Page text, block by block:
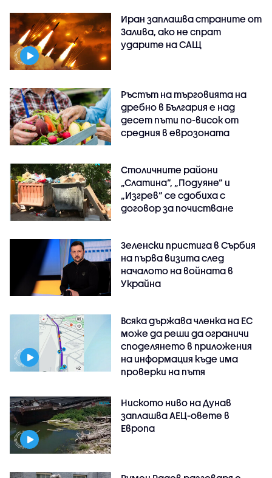
Иран заплашва страните от
Залива, ако не спрат
ударите на САЩ
Ръстът на търговията на
дребно в България е над
десет пъти по-висок от
средния в еврозоната
Столичните райони
„Слатина“, „Подуяне“ и
„Изгрев“ се сдобиха с
договор за почистване
Зеленски пристига в Сърбия
на първа визита след
началото на войната в
Украйна
Всяка държава членка на ЕС
може да реши да ограничи
споделянето в приложения
на информация къде има
проверки на пътя
Ниското ниво на Дунав
заплашва АЕЦ-овете в
Европа